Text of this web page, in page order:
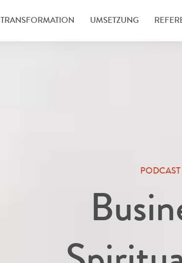
TRANSFORMATION UMSETZUNG
PODCAST